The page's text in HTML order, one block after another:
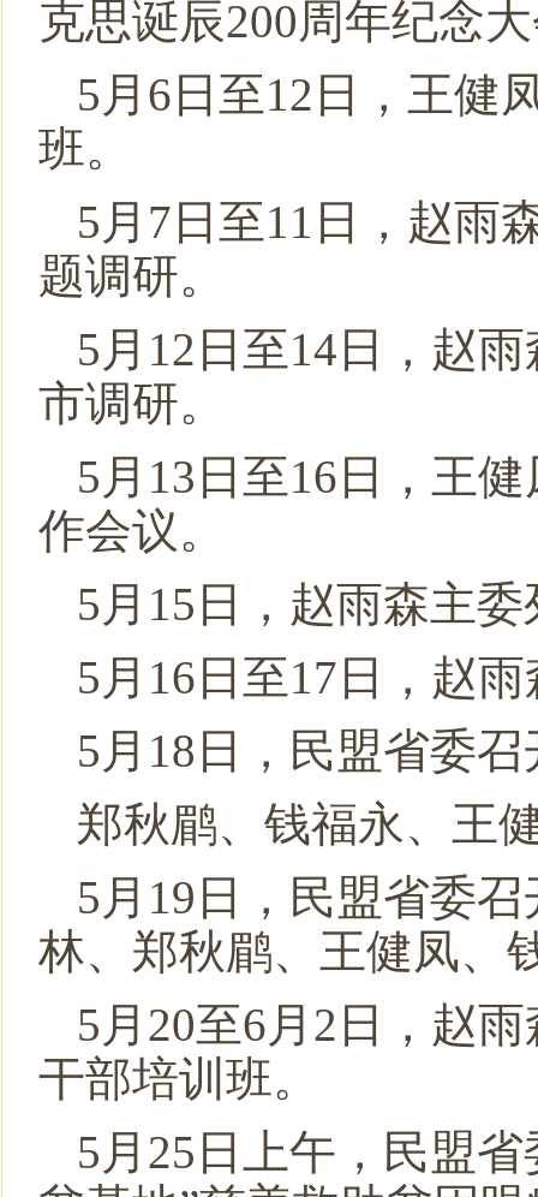
克思诞辰200周年纪念
5月6日至12日，王健
班。
5月7日至11日，赵雨
题调研。
5月12日至14日，赵
市调研。
5月13日至16日，王
作会议。
5月15日，赵雨森主
5月16日至17日，赵
5月18日，民盟省委
郑秋鹛、钱福永、王
5月19日，民盟省委
林、郑秋鹛、王健凤、
5月20至6月2日，赵
干部培训班。
5月25日上午，民盟